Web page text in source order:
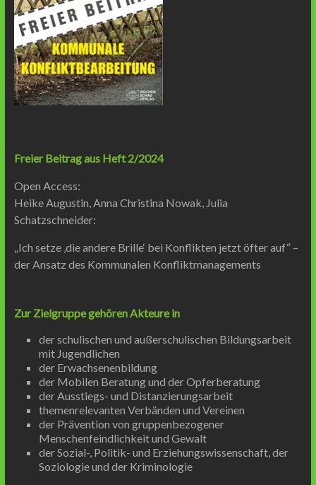
Freier Beitrag aus Heft 2/2024
Open Access:
Heike Augustin, Anna Christina Nowak, Julia
Schatzschneider:
„Ich setze ‚die andere Brille‘ bei Konflikten jetzt öfter auf“ –
der Ansatz des Kommunalen Konfliktmanagements
Zur Zielgruppe gehören Akteure in
der schulischen und außerschulischen Bildungsarbeit
mit Jugendlichen
der Erwachsenenbildung
der Mobilen Beratung und der Opferberatung
der Ausstiegs- und Distanzierungsarbeit
themenrelevanten Verbänden und Vereinen
der Prävention von gruppenbezogener
Menschenfeindlichkeit und Gewalt
der Sozial-, Politik- und Erziehungswissenschaft, der
Soziologie und der Kriminologie